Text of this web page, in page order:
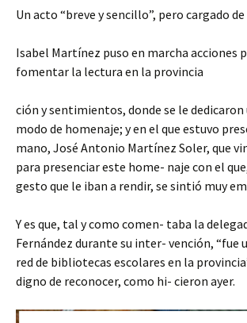
Un acto “breve y sencillo”, pero cargado
Isabel Martínez puso en marcha acciones
fomentar la lectura en la provincia
ción y sentimientos, donde se le dedicaron
modo de homenaje; y en el que estuvo
mano, José Antonio Martínez Soler, que
para presenciar este home- naje con el
gesto que le iban a rendir, se sintió muy
Y es que, tal y como comen- taba la
Fernández durante su inter- vención, “fue
red de bibliotecas escolares en la
digno de reconocer, como hi- cieron ayer.